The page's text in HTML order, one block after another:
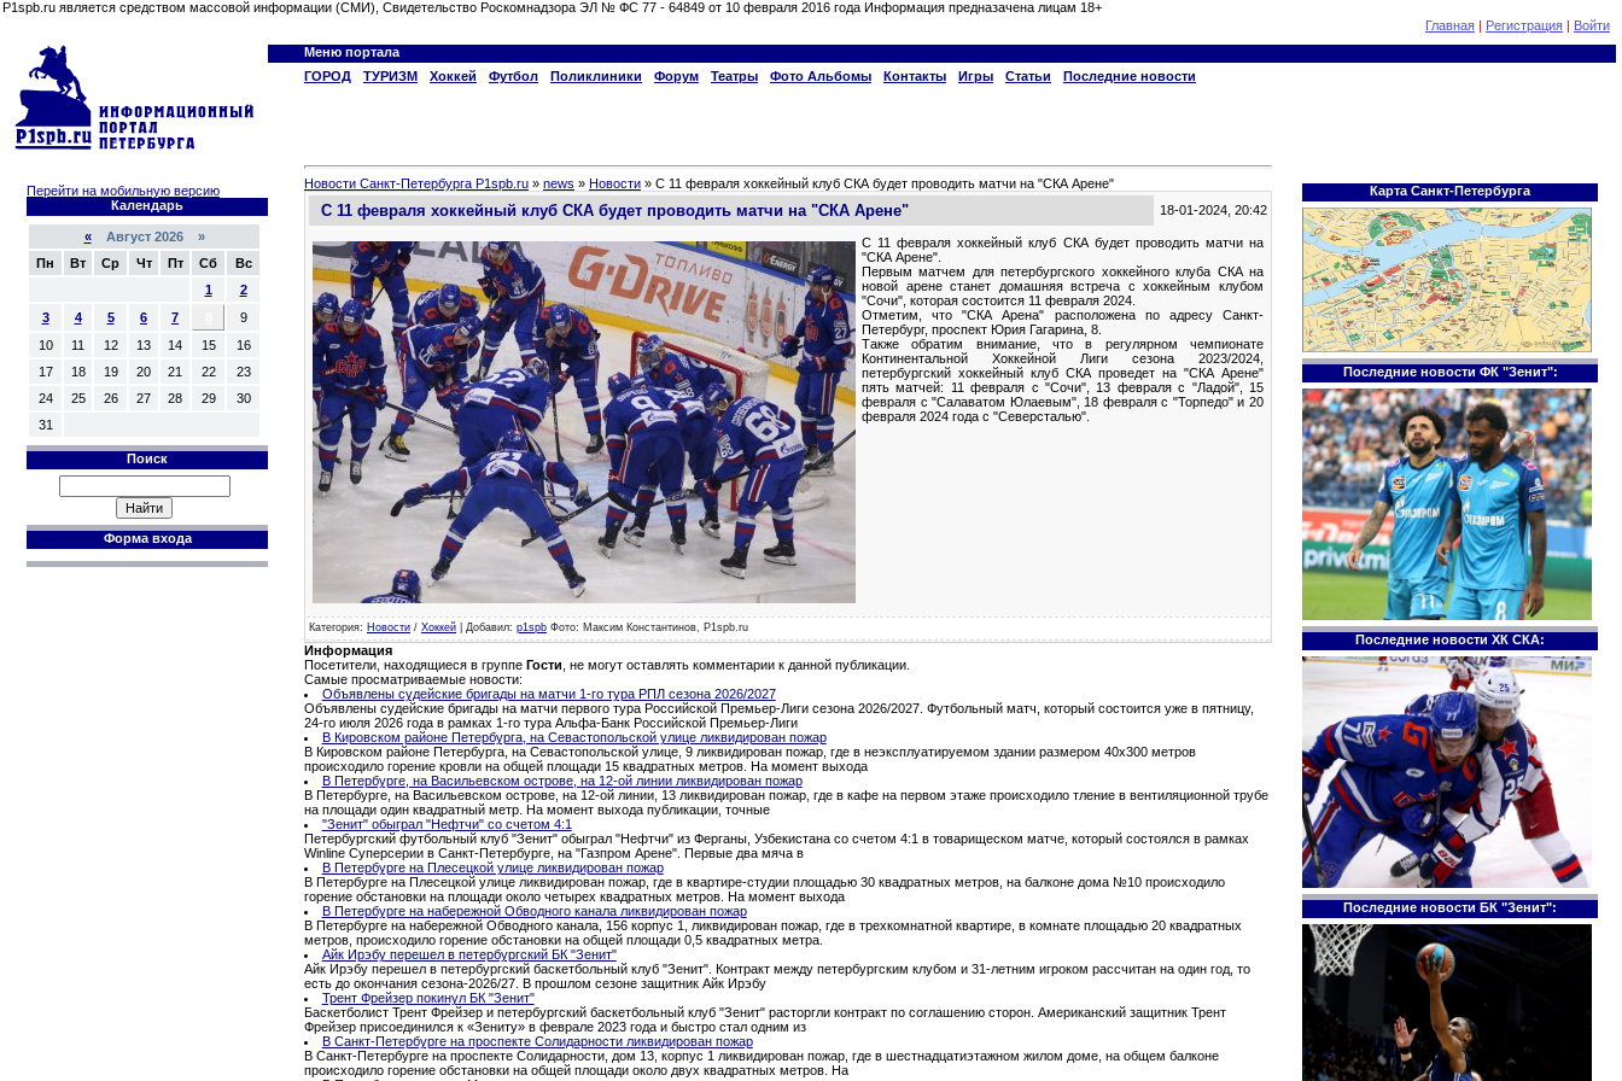
P1spb.ru является средством массовой информации (СМИ), Свидетельство Роскомнадзора ЭЛ № ФС 77 - 64849 от 10 февраля 2016 года Информация предназачена лицам 18+
Главная | Регистрация | Войти
Меню портала
ГОРОД
ТУРИЗМ Хоккей Футбол Поликлиники Форум Театры Фото Альбомы Контакты Игры Статьи Последние новости
Перейти на мобильную версию
Календарь
«Август 2026 »
Пн
Вт Ср Чт Пт Сб
Вс
1
2
3
4 5 6 7
9
10
11 12 13 14 15
16
17
18 19 20 21 22
23
24
25 26 27 28 29
30
31
Поиск
Форма входа
Новости Санкт-Петербурга P1spb.ru » news » Новости » С 11 февраля хоккейный клуб СКА будет проводить матчи на "СКА Арене"
С 11 февраля хоккейный клуб СКА будет проводить матчи на "СКА Арене" 18-01-2024, 20:42
С 11 февраля хоккейный клуб СКА будет проводить матчи на
"СКА Арене".
Первым матчем для петербургского хоккейного клуба СКА на
новой арене станет домашняя встреча с хоккейным клубом
"Сочи", которая состоится 11 февраля 2024.
Отметим, что "СКА Арена" расположена по адресу Санкт-
Петербург, проспект Юрия Гагарина, 8.
Также обратим внимание, что в регулярном чемпионате
Континентальной Хоккейной Лиги сезона 2023/2024,
петербургский хоккейный клуб СКА проведет на "СКА Арене"
пять матчей: 11 февраля с "Сочи", 13 февраля с "Ладой", 15
февраля с "Салаватом Юлаевым", 18 февраля с "Торпедо" и 20
февраля 2024 года с "Северсталью".
Категория: Новости / Хоккей Добавил: p1spb Фото: Максим Константинов, P1spb.ru
Информация
Посетители, находящиеся в группе Гости , не могут оставлять комментарии к данной публикации.
Самые просматриваемые новости:
Объявлены судейские бригады на матчи 1-го тура РПЛ сезона 2026/2027
Объявлены судейские бригады на матчи первого тура Российской Премьер-Лиги сезона 2026/2027. Футбольный матч, который состоится уже в пятницу,
24-го июля 2026 года в рамках 1-го тура Альфа-Банк Российской Премьер-Лиги
В Кировском районе Петербурга, на Севастопольской улице ликвидирован пожар
В Кировском районе Петербурга, на Севастопольской улице, 9 ликвидирован пожар, где в неэксплуатируемом здании размером 40х300 метров
происходило горение кровли на общей площади 15 квадратных метров. На момент выхода
В Петербурге, на Васильевском острове, на 12-ой линии ликвидирован пожар
В Петербурге, на Васильевском острове, на 12-ой линии, 13 ликвидирован пожар, где в кафе на первом этаже происходило тление в вентиляционной трубе
на площади один квадратный метр. На момент выхода публикации, точные
"Зенит" обыграл "Нефтчи" со счетом 4:1
Петербургский футбольный клуб "Зенит" обыграл "Нефтчи" из Ферганы, Узбекистана со счетом 4:1 в товарищеском матче, который состоялся в рамках
Winline Суперсерии в Санкт-Петербурге, на "Газпром Арене". Первые два мяча в
В Петербурге на Плесецкой улице ликвидирован пожар
В Петербурге на Плесецкой улице ликвидирован пожар, где в квартире-студии площадью 30 квадратных метров, на балконе дома №10 происходило
горение обстановки на площади около четырех квадратных метров. На момент выхода
В Петербурге на набережной Обводного канала ликвидирован пожар
В Петербурге на набережной Обводного канала, 156 корпус 1, ликвидирован пожар, где в трехкомнатной квартире, в комнате площадью 20 квадратных
метров, происходило горение обстановки на общей площади 0,5 квадратных метра.
Айк Ирэбу перешел в петербургский БК "Зенит"
Айк Ирэбу перешел в петербургский баскетбольный клуб "Зенит". Контракт между петербургским клубом и 31-летним игроком рассчитан на один год, то
есть до окончания сезона-2026/27. В прошлом сезоне защитник Айк Ирэбу
Трент Фрейзер покинул БК "Зенит"
Баскетболист Трент Фрейзер и петербургский баскетбольный клуб "Зенит" расторгли контракт по соглашению сторон. Американский защитник Трент
Фрейзер присоединился к «Зениту» в феврале 2023 года и быстро стал одним из
В Санкт-Петербурге на проспекте Солидарности ликвидирован пожар
В Санкт-Петербурге на проспекте Солидарности, дом 13, корпус 1 ликвидирован пожар, где в шестнадцатиэтажном жилом доме, на общем балконе
происходило горение обстановки на общей площади около двух квадратных метров. На
Карта Санкт-Петербурга
Последние новости ФК "Зенит":
Последние новости ХК СКА:
Последние новости БК "Зенит":